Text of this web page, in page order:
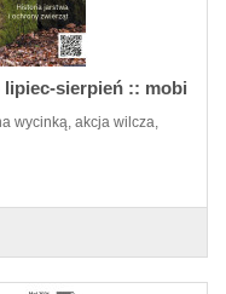
lipiec-sierpień :: mobi
wycinką, akcja wilcza,